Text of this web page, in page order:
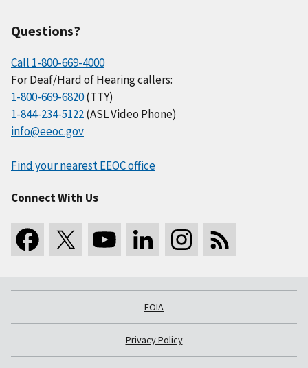
Questions?
Call 1-800-669-4000
For Deaf/Hard of Hearing callers:
1-800-669-6820(TTY)
1-844-234-5122(ASL Video Phone)
info@eeoc.gov
Find your nearest EEOC office
Connect With Us
FOIA
Privacy Policy